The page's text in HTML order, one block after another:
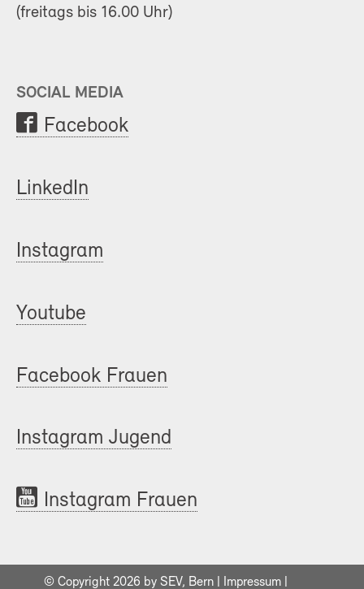
(freitags bis 16.00 Uhr)
SOCIAL MEDIA
Facebook
LinkedIn
Instagram
Youtube
Facebook Frauen
Instagram Jugend
Instagram Frauen
© Copyright 2026 by SEV, Bern | Impressum